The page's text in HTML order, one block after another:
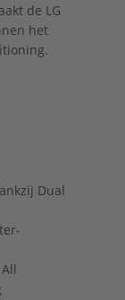
de LG
het
Dual